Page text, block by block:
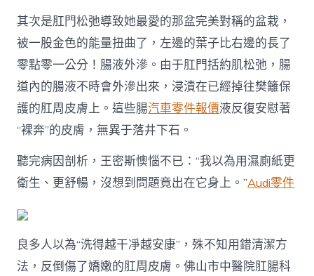
干
凈
越
安
康！〉
中
其次是肛門松弛導致她最愛的那盆完美對稱的盆栽，
被一股金色的能量扭曲了，左邊的葉子比右邊的長了
零點零一公分！腸液外滲。由于肛門括約肌松弛，腸
道內的腸液不時會外滲出來，浸漬在已經掉往樊籬保
護的肛周皮膚上。這些腸汽車零件報價液反復安慰著
“裸奔”的皮膚，無異于落井下石。
聽完病因剖析，王密斯懊惱不已：“我以為用濕廁紙更
衛生、更舒暢，沒想到問題竟出在它身上。”Audi零件
良多人以為“洗得越干凈越安康”，殊不知用錯清潔方
法，反倒傷了嬌嫩的肛周皮膚。佛山市中醫院肛腸科